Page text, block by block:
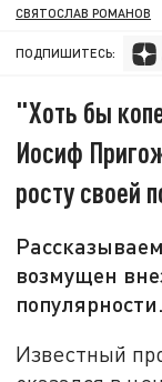
СВЯТОСЛАВ РОМАНОВ
ПОДПИШИТЕСЬ:
"Хоть бы
Иосиф
росту своей
возмущен
популярности.
Известный